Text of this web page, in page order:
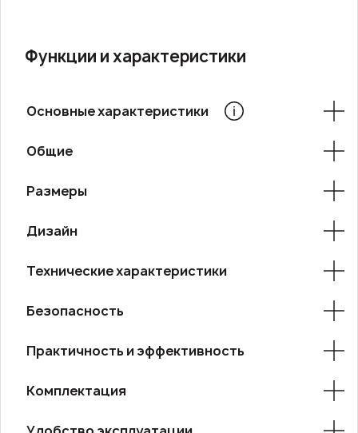
Функции и характеристики
Основные характеристики
Общие
Размеры
Дизайн
Технические характеристики
Безопасность
Практичность и эффективность
Комплектация